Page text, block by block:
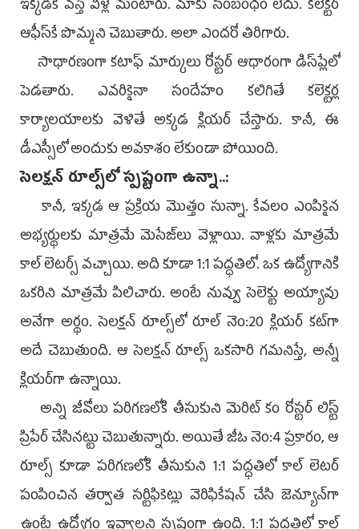
ఇక్కడికి వస్తే వీళ్లే మంటారు. మాకు సంబంధం లేదు. కలెక్టర్‌
ఆఫీస్‌కే పొమ్మని చెబుతారు. అలా ఎందరో తిరిగారు.
సాధారణంగా కటాఫ్‌ మార్కులు రోస్టర్‌ ఆధారంగా డిస్‌ప్లేలో
పెడతారు. ఎవరికైనా సందేహం కలిగితే కలెక్టర్ల
కార్యాలయాలకు వెళితే అక్కడ క్లియర్‌ చేస్తారు. కానీ, ఈ
డీఎస్సీలో అందుకు అవకాశం లేకుండా పోయింది.
సెలక్షన్‌ రూల్స్‌లో స్పష్టంగా ఉన్నా..:
కానీ, ఇక్కడ ఆ ప్రక్రియ మొత్తం సున్నా. కేవలం ఎంపికైన
అభ్యర్థులకు మాత్రమే మెసేజ్‌లు వెళ్లాయి. వాళ్లకు మాత్రమే
కాల్‌ లెటర్స్‌ వచ్చాయి. అది కూడా 1:1 పద్ధతిలో. ఒక ఉద్యోగానికి
ఒకరిని మాత్రమే పిలిచారు. అంటే నువ్వు సెలెక్టు అయ్యావు
అనేగా అర్థం. సెలక్షన్‌ రూల్స్‌లో రూల్‌ నెం:20 క్లియర్‌ కట్‌గా
అదే చెబుతుంది. ఆ సెలక్షన్‌ రూల్స్‌ ఒకసారి గమనిస్తే, అన్నీ
క్లియర్‌గా ఉన్నాయి.
అన్ని జీవోలు పరిగణలోకి తీసుకుని మెరిట్‌ కం రోస్టర్‌ లిస్ట్‌
ప్రిపేర్‌ చేసినట్టు చెబుతున్నారు. అయితే జీఓ నెం:4 ప్రకారం, ఆ
రూల్స్‌ కూడా పరిగణలోకి తీసుకుని 1:1 పద్ధతిలో కాల్‌ లెటర్‌
పంపించిన తర్వాత సర్టిఫికెట్లు వెరిఫికేషన్‌ చేసి జెన్యూన్‌గా